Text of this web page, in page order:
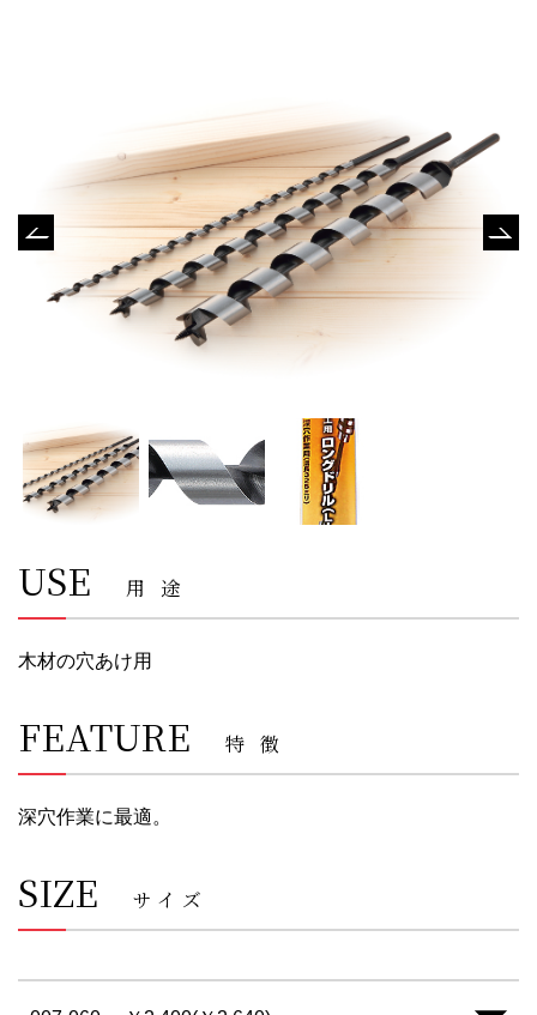
USE 用途
木材の穴あけ用
FEATURE 特徴
深穴作業に最適。
SIZE サイズ